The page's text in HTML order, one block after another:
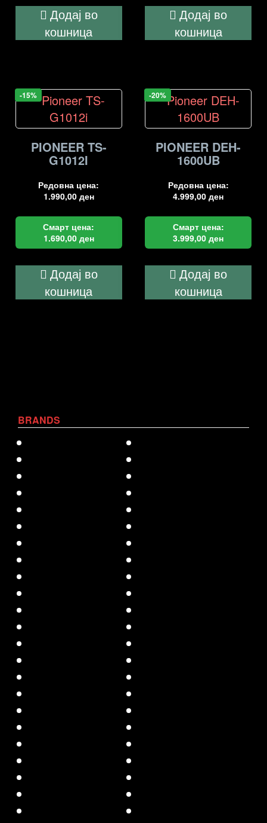
Додај во
кошница
Додај во
кошница
-15%
PIONEER TS-
G1012I
Редовна цена:
1.990,00 ден
Смарт цена:
1.690,00 ден
Додај во
кошница
-20%
PIONEER DEH-
1600UB
Редовна цена:
4.999,00ден
Смарт цена:
3.999,00ден
Додај во
кошница
BRANDS